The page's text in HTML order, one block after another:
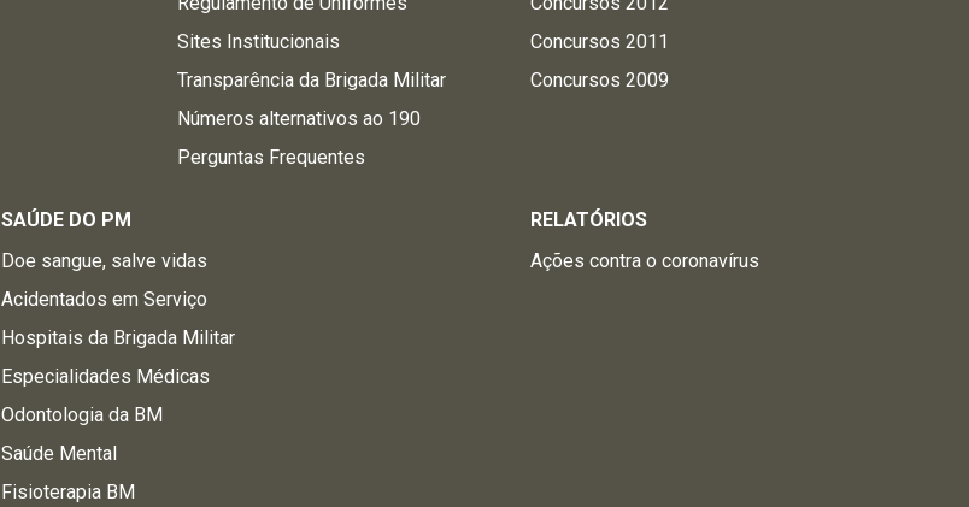
Sites Institucionais
Transparência da Brigada Militar
Números alternativos ao 190
Perguntas Frequentes
Concursos 2011
Concursos 2009
SAÚDE DO PM
Doe sangue, salve vidas
Acidentados em Serviço
Hospitais da Brigada Militar
Especialidades Médicas
Odontologia da BM
Saúde Mental
Fisioterapia BM
RELATÓRIOS
Ações contra o coronavírus